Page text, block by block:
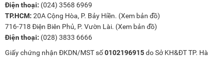
Điện thoại: (024) 3568 6969
TP.HCM: 20A Cộng Hòa, P. Bảy Hiền. (Xem bản đồ)
716-718 Điện Biên Phủ, P. Vườn Lài. (Xem bản đồ)
Điện thoại: (028) 3833 6666
Giấy chứng nhận ĐKDN/MST số0102196915do Sở KH&ĐT TP. Hà